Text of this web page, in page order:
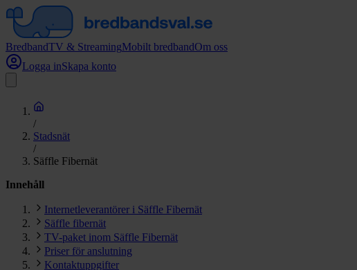
BredbandTV & StreamingMobilt bredbandOm oss
Logga inSkapa konto
/
Stadsnät
/
Säffle Fibernät
Innehåll
Internetleverantörer i Säffle Fibernät
Säffle fibernät
TV-paket inom Säffle Fibernät
Priser för anslutning
Kontaktuppgifter